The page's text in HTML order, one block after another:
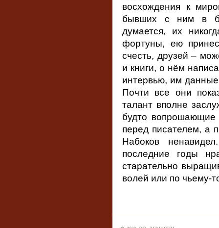
восхождения к
бывших с ним в
думается, их
фортуны, ею
счесть, друзей ‒
и книги, о нём
интервью, им
Почти все они
талант вполне
будто
перед писателем, а
Набоков
последние годы
старательно
волей или по чьему-